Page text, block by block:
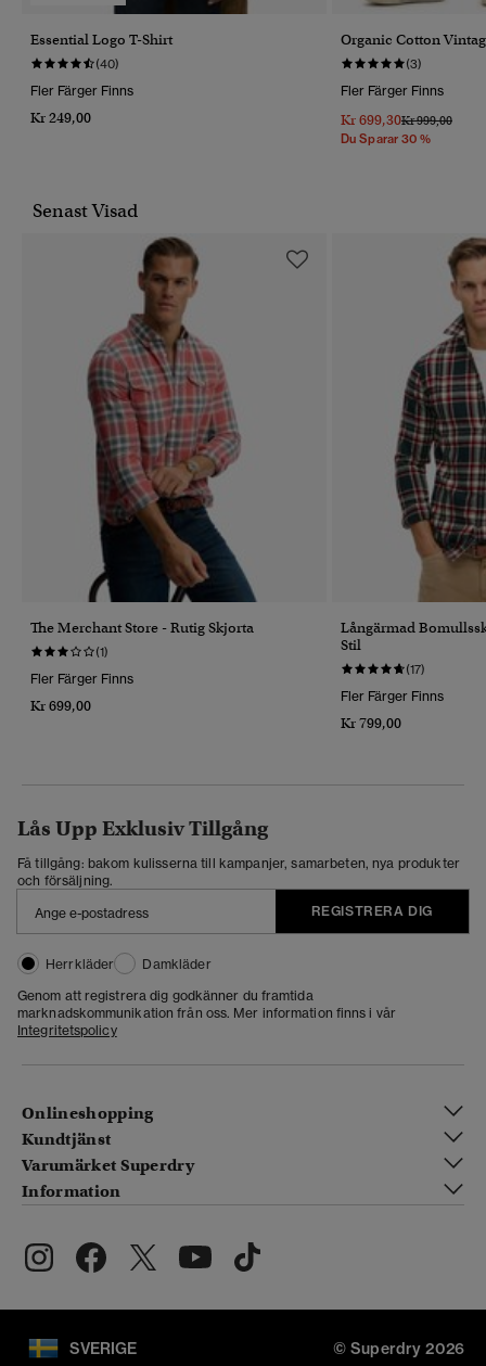
Essential Logo T-Shirt
(40)
Fler Färger Finns
Kr 249,00
Organic Cotton
(3)
Fler Färger Finns
Kr 699,30Pris Reducerat
Kr 999,00Till
Du Sparar 30 %
Senast Visad
The Merchant Store - Rutig Skjorta
(1)
Fler Färger Finns
Kr 699,00
Långärmad
Stil
(17)
Fler Färger Finns
Kr 799,00
Lås Upp Exklusiv Tillgång
Få tillgång: bakom kulisserna till kampanjer, samarbeten, nya produkter
och försäljning.
REGISTRERA DIG
Herrkläder
Damkläder
Genom att registrera dig godkänner du framtida
marknadskommunikation från oss. Mer information finns i vår
Integritetspolicy
Onlineshopping
Kundtjänst
Varumärket Superdry
Information
SVERIGE © Superdry 2026